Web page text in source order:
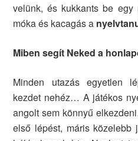
velünk, és kukkants be
móka és kacagás a
Miben segít Neked a
Minden utazás egyetlen
kezdet nehéz… A játékos
angolt sem könnyű
első lépést, máris közelebb